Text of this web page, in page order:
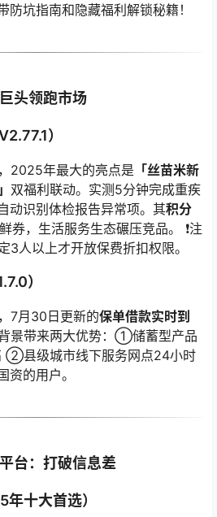
坑指南和隐藏福利解锁秘籍！
头领跑市场
）
2025年最大的亮点是 「丝苗米新
双福利联动。实测5分钟完成重疾
动识别体检报告异常项。其积分
券，生活服务生态碾压竞品。 ❗注
3人以上才开放保费折扣权限。
）
7月30日更新的保单借款实时到
景带来两大优势：①储蓄型产品
②县级城市线下服务网点24小时
的用户。
台：打破信息差
十大首选）